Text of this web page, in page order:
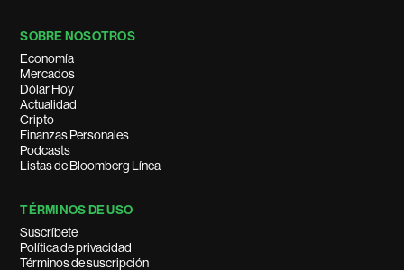
SOBRE NOSOTROS
Economía
Mercados
Dólar Hoy
Actualidad
Cripto
Finanzas Personales
Podcasts
Listas de Bloomberg Línea
TÉRMINOS DE USO
Suscríbete
Política de privacidad
Términos de suscripción